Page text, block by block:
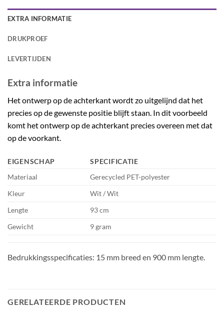
EXTRA INFORMATIE
DRUKPROEF
LEVERTIJDEN
Extra informatie
Het ontwerp op de achterkant wordt zo uitgelijnd dat het
precies op de gewenste positie blijft staan. In dit voorbeeld
komt het ontwerp op de achterkant precies overeen met dat
op de voorkant.
EIGENSCHAP
SPECIFICATIE
Materiaal
Gerecycled PET-polyester
Kleur
Wit / Wit
Lengte
93 cm
Gewicht
9 gram
Bedrukkingsspecificaties: 15 mm breed en 900 mm lengte.
GERELATEERDE PRODUCTEN